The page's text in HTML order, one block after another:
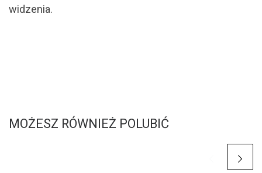
widzenia.
MOŻESZ RÓWNIEŻ POLUBIĆ